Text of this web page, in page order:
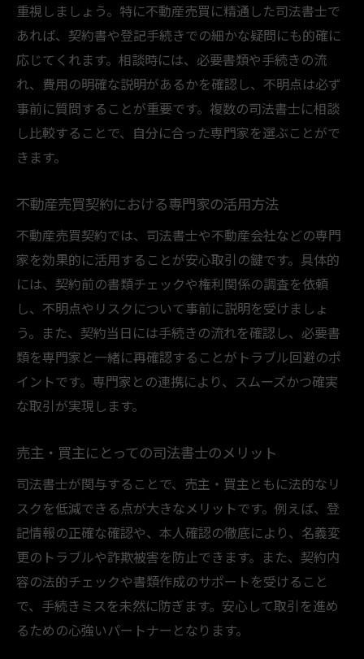
重視しましょう。特に不動産売買に精通した司法書士で
あれば、契約書や登記手続きでの細かな疑問にも的確に
応じてくれます。相談時には、必要書類や手続きの流
れ、費用の明確な説明があるかを確認し、不明点は必ず
事前に質問することが重要です。複数の司法書士に相談
し比較することで、自分に合った専門家を選ぶことがで
きます。
不動産売買契約における専門家の活用方法
不動産売買契約では、司法書士や不動産会社などの専門
家を効果的に活用することが安心取引の鍵です。具体的
には、契約前の書類チェックや権利関係の調査を依頼
し、不明点やリスクについて事前に説明を受けましょ
う。また、契約当日には手続きの流れを確認し、必要書
類を専門家と一緒に再確認することがトラブル回避のポ
イントです。専門家との連携により、スムーズかつ確実
な取引が実現します。
売主・買主にとっての司法書士のメリット
司法書士が関与することで、売主・買主ともに法的なリ
スクを低減できる点が大きなメリットです。例えば、登
記情報の正確な確認や、本人確認の徹底により、名義変
更のトラブルや詐欺被害を防止できます。また、契約内
容の法的チェックや書類作成のサポートを受けること
で、手続きミスを未然に防ぎます。安心して取引を進め
るための心強いパートナーとなります。